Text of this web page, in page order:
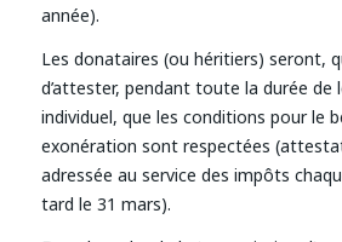
année).
Les donataires (ou héritiers) seront,
d’attester, pendant toute la durée de
individuel, que les conditions pour le
exonération sont respectées
adressée au service des impôts
tard le 31 mars).